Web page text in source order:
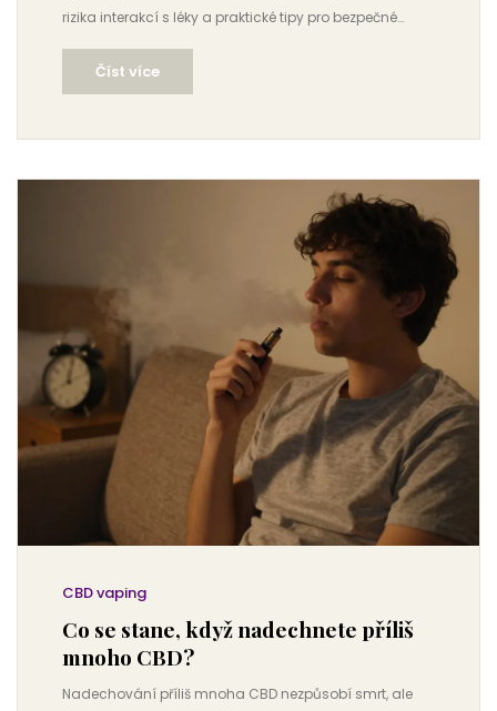
rizika interakcí s léky a praktické tipy pro bezpečné
dávkování.
Číst více
CBD vaping
Co se stane, když nadechnete příliš
mnoho CBD?
Nadechování příliš mnoha CBD nezpůsobí smrt, ale